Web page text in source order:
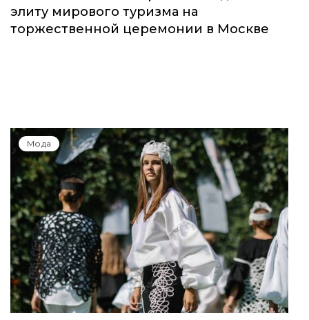
элиту мирового туризма на
торжественной церемонии в Москве
Мода